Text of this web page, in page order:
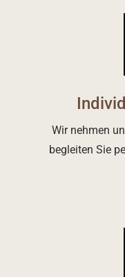
Wir nehmen
begleiten Sie